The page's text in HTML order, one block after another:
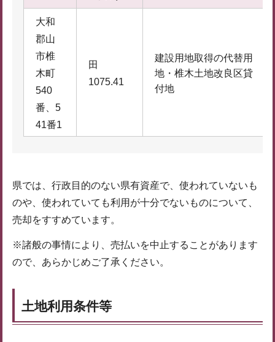
大和
郡山
市椎
木町
540
番、5
41番1
田
1075.41
建設用地取得の代替用
地・椎木土地改良区貸
付地
県では、行政目的のない県有資産で、使われていないも
のや、使われていても利用が十分でないものについて、
売却をすすめています。
※諸般の事情により、売払いを中止することがあります
ので、あらかじめご了承ください。
土地利用条件等